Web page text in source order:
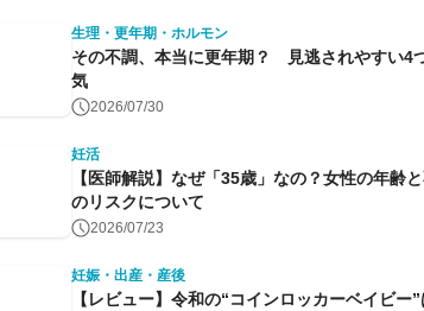
生理・更年期・ホルモン
その不調、本当に更年期？ 見逃されやすい4
気
2026/07/30
妊活
【医師解説】なぜ「35歳」なの？女性の年齢
のリスクについて
2026/07/23
妊娠・出産・産後
【レビュー】令和の“コインロッカーベイビー